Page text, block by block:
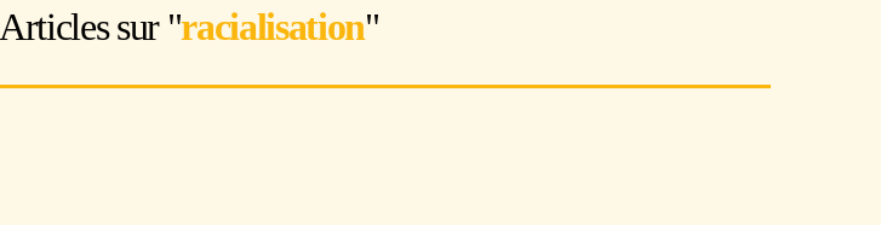
Articles sur "racialisation"